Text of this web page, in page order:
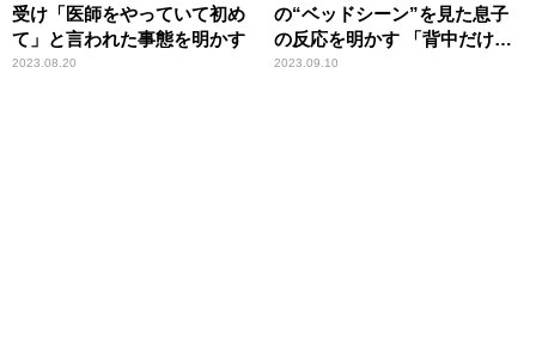
受け「医師をやっていて初め
て」と言われた事態を明かす
2023.08.20
の“ベッドシーン”を見た息子
の反応を明かす 「背中だけで
も……」
2023.09.10